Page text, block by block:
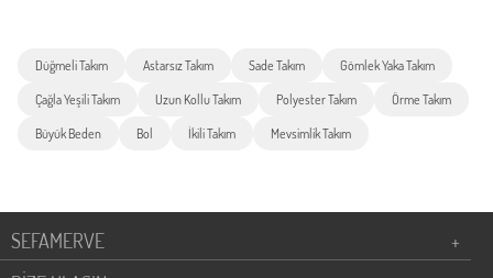
Düğmeli Takım Astarsız Takım Sade Takım Gömlek Yaka Takım
Çağla Yeşili Takım Uzun Kollu Takım Polyester Takım Örme Takım
Büyük Beden Bol İkili Takım Mevsimlik Takım
SEFAMERVE
+